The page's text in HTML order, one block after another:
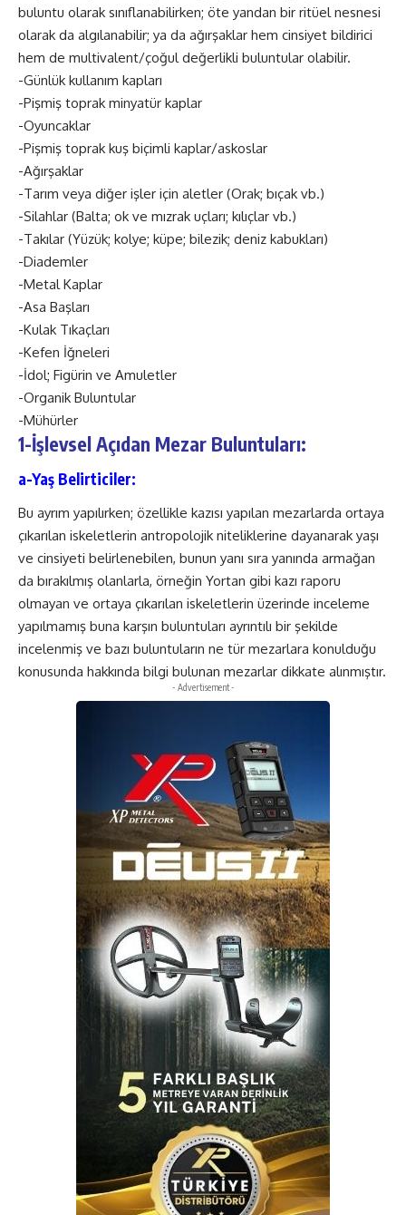
buluntu olarak sınıflanabilirken; öte yandan bir ritüel nesnesi
olarak da algılanabilir; ya da ağırşaklar hem cinsiyet bildirici
hem de multivalent/çoğul değerlikli buluntular olabilir.
-Günlük kullanım kapları
-Pişmiş toprak minyatür kaplar
-Oyuncaklar
-Pişmiş toprak kuş biçimli kaplar/askoslar
-Ağırşaklar
-Tarım veya diğer işler için aletler (Orak; bıçak vb.)
-Silahlar (Balta; ok ve mızrak uçları; kılıçlar vb.)
-Takılar (Yüzük; kolye; küpe; bilezik; deniz kabukları)
-Diademler
-Metal Kaplar
-Asa Başları
-Kulak Tıkaçları
-Kefen İğneleri
-İdol; Figürin ve Amuletler
-Organik Buluntular
-Mühürler
1-İşlevsel Açıdan Mezar Buluntuları:
a-Yaş Belirticiler:
Bu ayrım yapılırken; özellikle kazısı yapılan mezarlarda ortaya
çıkarılan iskeletlerin antropolojik niteliklerine dayanarak yaşı
ve cinsiyeti belirlenebilen, bunun yanı sıra yanında armağan
da bırakılmış olanlarla, örneğin Yortan gibi kazı raporu
olmayan ve ortaya çıkarılan iskeletlerin üzerinde inceleme
yapılmamış buna karşın buluntuları ayrıntılı bir şekilde
incelenmiş ve bazı buluntuların ne tür mezarlara konulduğu
konusunda hakkında bilgi bulunan mezarlar dikkate alınmıştır.
- Advertisement -